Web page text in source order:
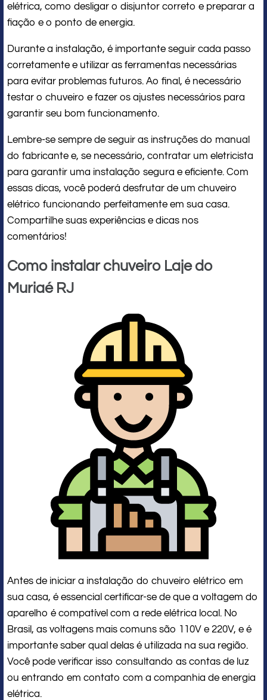
elétrica, como desligar o disjuntor correto e preparar a
fiação e o ponto de energia.
Durante a instalação, é importante seguir cada passo
corretamente e utilizar as ferramentas necessárias
para evitar problemas futuros. Ao final, é necessário
testar o chuveiro e fazer os ajustes necessários para
garantir seu bom funcionamento.
Lembre-se sempre de seguir as instruções do manual
do fabricante e, se necessário, contratar um eletricista
para garantir uma instalação segura e eficiente. Com
essas dicas, você poderá desfrutar de um chuveiro
elétrico funcionando perfeitamente em sua casa.
Compartilhe suas experiências e dicas nos
comentários!
Como instalar chuveiro Laje do
Muriaé RJ
Antes de iniciar a instalação do chuveiro elétrico em
sua casa, é essencial certificar-se de que a voltagem do
aparelho é compatível com a rede elétrica local. No
Brasil, as voltagens mais comuns são 110V e 220V, e é
importante saber qual delas é utilizada na sua região.
Você pode verificar isso consultando as contas de luz
ou entrando em contato com a companhia de energia
elétrica.